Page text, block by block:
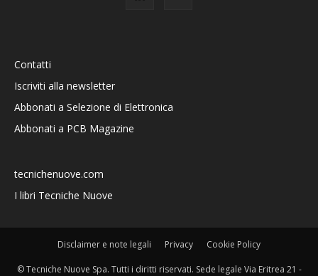
Contatti
Iscriviti alla newsletter
Abbonati a Selezione di Elettronica
Abbonati a PCB Magazine
tecnichenuove.com
I libri Tecniche Nuove
Disclaimer e note legali Privacy Cookie Policy
© Tecniche Nuove Spa. Tutti i diritti riservati. Sede legale Via Eritrea 21 -